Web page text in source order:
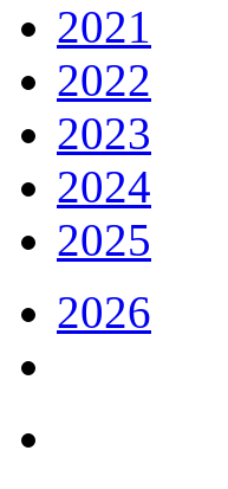
2021
2022
2023
2024
2025
2026